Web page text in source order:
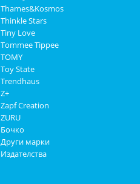
Thames&Kosmos
Thinkle Stars
Tiny Love
Tommee Tippee
TOMY
Toy State
Trendhaus
Z+
Zapf Creation
ZURU
Бочко
Други марки
Издателства